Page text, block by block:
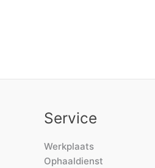
Service
Werkplaats
Ophaaldienst